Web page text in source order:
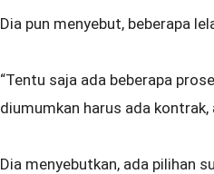
Dia pun menyebut, beberapa
“Tentu saja ada beberapa
diumumkan harus ada
Dia menyebutkan, ada pilihan